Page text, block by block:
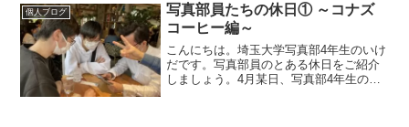
個人ブログ
写真部員たちの休日① ～コナズ
コーヒー編～
こんにちは。埼玉大学写真部4年生のいけ
だです。写真部員のとある休日をご紹介
しましょう。4月某日、写真部4年生のU